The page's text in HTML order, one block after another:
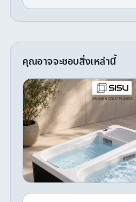
คุณอาจจะชอบสิ่งเหล่านี้
อ่างแช่เย็นและอุ่น 2 ที่นั่ง ออล-
พร้อมเครื่องทำความเย็น
Enjoy the benefits of both
therapy in one premium
Person All-In-One Duo Hot &
Chiller features two
heated and one
contrast therapy without
temperatures to change. Designed for home
wellness, recovery, and
฿256,800
จัดส่งภายใน 40–70 วัน